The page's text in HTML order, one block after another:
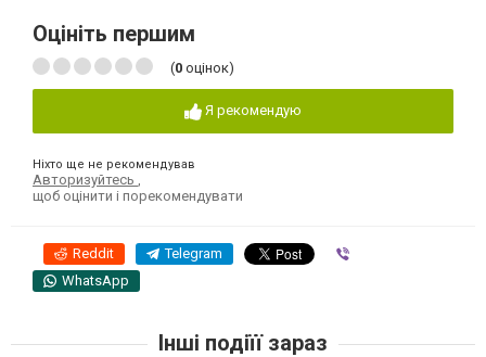
Оцініть першим
(0 оцінок)
Я рекомендую
Ніхто ще не рекомендував
Авторизуйтесь
щоб оцінити і порекомендувати
Reddit Telegram
WhatsApp
Інші подіїї зараз